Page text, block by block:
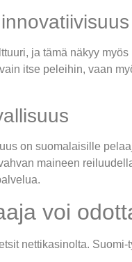
ja tämä näkyy
itse peleihin, vaan
on suomalaisille
maineen
voi
nettikasinolta.